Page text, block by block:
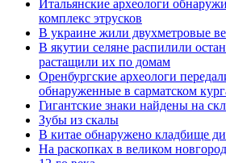
Итальянские археологи
комплекс этрусков
В украине жили двухметровые
В якутии селяне распилили
растащили их по домам
Оренбургские археологи
обнаруженные в сарматском
Гигантские знаки найдены на
Зубы из скалы
В китае обнаружено кладбище
На раскопках в великом